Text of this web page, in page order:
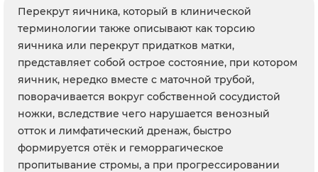
Перекрут яичника, который в клинической
терминологии также описывают как торсию
яичника или перекрут придатков матки,
представляет собой острое состояние, при котором
яичник, нередко вместе с маточной трубой,
поворачивается вокруг собственной сосудистой
ножки, вследствие чего нарушается венозный
отток и лимфатический дренаж, быстро
формируется отёк и геморрагическое
пропитывание стромы, а при прогрессировании